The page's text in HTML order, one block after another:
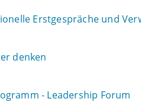
Erstgespräche und
denken
- Leadership Forum